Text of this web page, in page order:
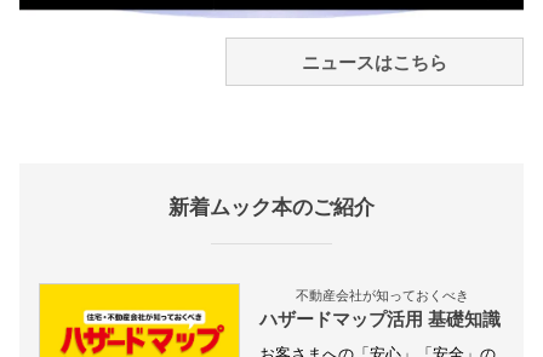
ニュースはこちら
新着ムック本のご紹介
不動産会社が知っておくべき
ハザードマップ活用 基礎知識